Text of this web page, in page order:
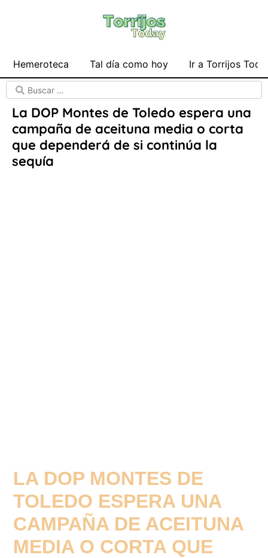
Hemeroteca Tal día como hoy Ir a Torrijos
La DOP Montes de Toledo espera una
campaña de aceituna media o corta
que dependerá de si continúa la
sequía
LA DOP MONTES DE
TOLEDO ESPERA UNA
CAMPAÑA DE ACEITUNA
MEDIA O CORTA QUE